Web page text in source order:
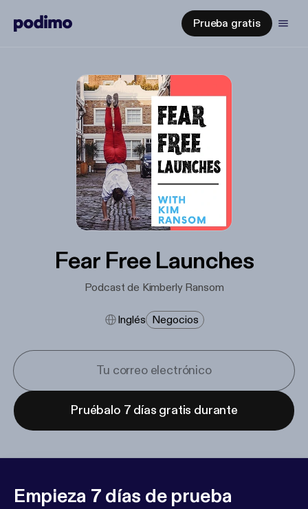
Prueba gratis
Fear Free Launches
Podcast de Kimberly Ransom
Inglés Negocios
Pruébalo 7 días gratis durante
Empieza 7 días de prueba